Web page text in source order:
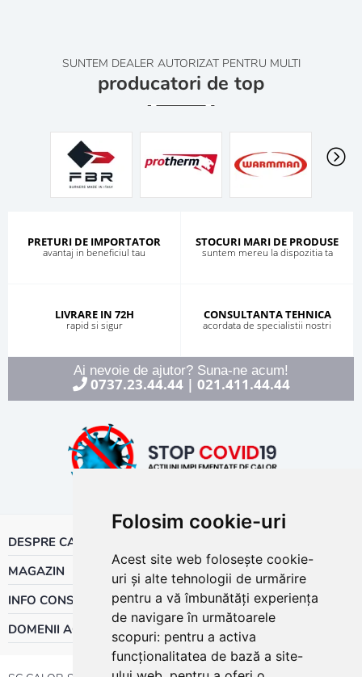
Folosim cookie-uri
Acest site web folosește cookie-
uri și alte tehnologii de urmărire
pentru a vă îmbunătăți experiența
de navigare în următoarele
scopuri: pentru a activa
funcționalitatea de bază a site-
SUNTEM DEALER AUTORIZAT PENTRU MULTI
producatori de top
PRETURI DE IMPORTATOR
avantaj in beneficiul tau
STOCURI MARI DE PRODUSE
suntem mereu la dispozitia ta
LIVRARE IN 72H
rapid si sigur
CONSULTANTA TEHNICA
acordata de specialistii nostri
Ai nevoie de ajutor? Suna-ne acum!
0737.23.44.44| 021.411.44.44
DESPRE CALOR
MAGAZIN
INFO CONSUMATOR
DOMENII ACTIVITATE